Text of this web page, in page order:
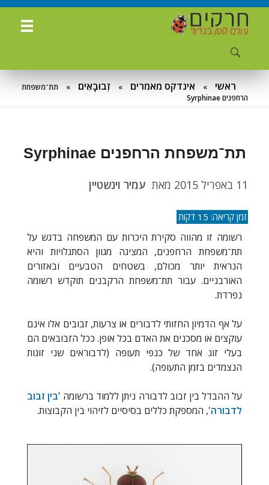
חרקים - עולם קטן בגדול
ראשי » אינדקס מאמרים » זְבוּבָאִים »
תת־משפחת
הרחפנים Syrphinae
תת־משפחת הרחפנים Syrphinae
11 באפריל 2015 מאת עמיר וינשטיין
רשומה זו מהווה סקירת היכרות עם המשפחה בדגש על
תת־משפחת הרחפנים, המציגה מגוון הסתגלויות והיא
הנראית יותר מכולם, בשטחים הטבעיים ובאזורים
האורבניים. עבור תת־משפחת הרקבנים תוקדש רשומה
נפרדת.
על אף הדמיון החזותי לדבורים או צרעות, זבובים אלו אינם
עוקצים או מסכנים את האדם בכל אופן. ככל הזבובאים הם
בעלי זוג אחד של כנפי תעופה (לדבוראים שני זוגות
הנצמדים בזמן התעופה).
על ההבדל בין זבוב לדבורה ניתן ללמוד ברשומה 'בין זבוב
לדבורה', המספקת כללים בסיסיים לזיהוי בין הקבוצות.